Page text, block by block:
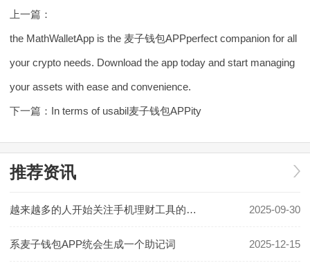
上一篇：
the MathWalletApp is the 麦子钱包APPperfect companion for all
your crypto needs. Download the app today and start managing
your assets with ease and convenience.
下一篇： In terms of usabil麦子钱包APPity
推荐资讯
越来越多的人开始关注手机理财工具的使麦子钱包DApp功能用 2025-09-30
系麦子钱包APP统会生成一个助记词 2025-12-15